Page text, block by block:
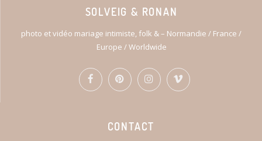
SOLVEIG & RONAN
photo et vidéo mariage intimiste, folk & – Normandie / France /
Europe / Worldwide
CONTACT